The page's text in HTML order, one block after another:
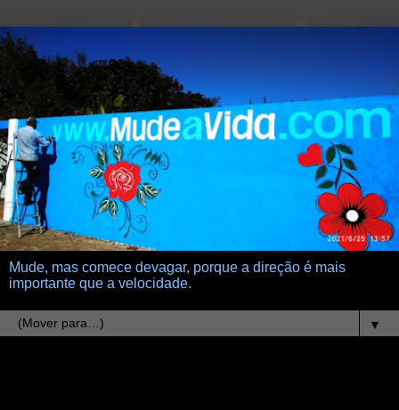
Mude, mas comece devagar, porque a direção é mais
importante que a velocidade.
▼